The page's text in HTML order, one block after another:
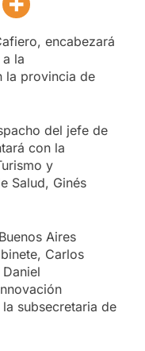
encabezará
la
la provincia de
del jefe de
con la
y
Salud, Ginés
Aires
Carlos
subsecretaria de